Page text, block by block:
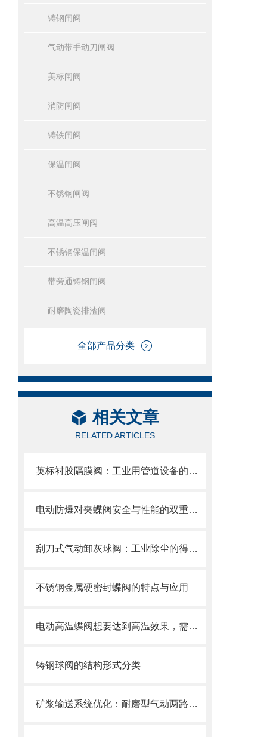
铸钢闸阀
气动带手动刀闸阀
美标闸阀
消防闸阀
铸铁闸阀
保温闸阀
不锈钢闸阀
高温高压闸阀
不锈钢保温闸阀
带旁通铸钢闸阀
耐磨陶瓷排渣阀
全部产品分类
相关文章
RELATED ARTICLES
英标衬胶隔膜阀：工业用管道设备的优选之选
电动防爆对夹蝶阀安全与性能的双重防线，选型要求全解析
刮刀式气动卸灰球阀：工业除尘的得力助手
不锈钢金属硬密封蝶阀的特点与应用
电动高温蝶阀想要达到高温效果，需要满足以下几个要求
铸钢球阀的结构形式分类
矿浆输送系统优化：耐磨型气动两路分料阀的应用实践